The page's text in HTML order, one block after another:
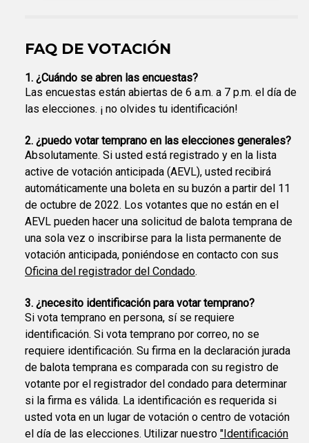
FAQ DE VOTACIÓN
1. ¿Cuándo se abren las encuestas?
Las encuestas están abiertas de 6 a.m. a 7 p.m. el día de
las elecciones. ¡ no olvides tu identificación!
2. ¿puedo votar temprano en las elecciones generales?
Absolutamente. Si usted está registrado y en la lista
active de votación anticipada (AEVL), usted recibirá
automáticamente una boleta en su buzón a partir del 11
de octubre de 2022. Los votantes que no están en el
AEVL pueden hacer una solicitud de balota temprana de
una sola vez o inscribirse para la lista permanente de
votación anticipada, poniéndose en contacto con sus
Oficina del registrador del Condado.
3. ¿necesito identificación para votar temprano?
Si vota temprano en persona, sí se requiere
identificación. Si vota temprano por correo, no se
requiere identificación. Su firma en la declaración jurada
de balota temprana es comparada con su registro de
votante por el registrador del condado para determinar
si la firma es válida. La identificación es requerida si
usted vota en un lugar de votación o centro de votación
el día de las elecciones. Utilizar nuestro "Identificación